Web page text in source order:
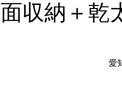
収納＋乾
愛